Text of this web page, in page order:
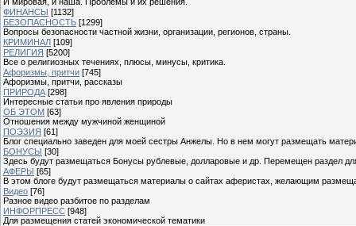
ФИНАНСЫ [1132]
БЕЗОПАСНОСТЬ [1299]
Вопросы безопасности частной жизни, организации, регионов, страны.
КРИМИНАЛ [109]
РЕЛИГИЯ [5200]
Все о религиозных течениях, плюсы, минусы, критика.
Афоризмы, притчи [745]
Афоризмы, притчи, рассказы
ПРИРОДА [298]
Интересные статьи про явления природы
ОБ ЭТОМ [63]
Отношения между мужчиной женщиной
ПОЭЗИЯ [61]
Блог специально заведен для моей сестры Анжелы. Но в нем могут размещать
БОНУСЫ [30]
Здесь будут размещаться Бонусы рублевые, долларовые и др. Перемещен раздел
АФЕРЫ [65]
В этом блоге будут размещаться материалы о сайтах аферистах, желающим
Видео [76]
Разное видео разбитое по разделам
ИНФОРПРЕСС [948]
Для размещения статей экономической тематики